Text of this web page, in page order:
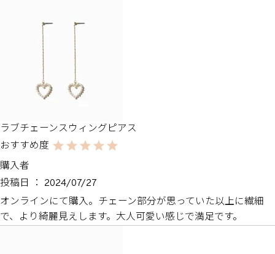
ラブチェーンスウィングピアス
購入者
投稿日
2024/07/27
オンラインにて購入。チェーン部分が思っていた以上に繊細
で、より綺麗見えします。大人可愛い感じで満足です。